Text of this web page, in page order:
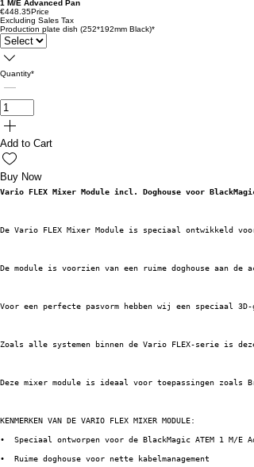
1 M/E Advanced Pan
€448.35Price
Excluding Sales Tax
Production plate dish (252*192mm Black)*
Quantity*
Add to Cart
Buy Now
Vario FLEX Mixer Module incl. Doghouse voor
De Vario FLEX Mixer Module is speciaal ontwikkeld
De module is voorzien van een ruime doghouse aan
Voor een perfecte pasvorm hebben wij een speciaal
Zoals alle systemen binnen de Vario FLEX-serie is
Deze mixer module is ideaal voor toepassingen
KENMERKEN VAN DE VARIO FLEX MIXER MODULE:
•  Speciaal ontworpen voor de BlackMagic ATEM 1 M/E
•  Ruime doghouse voor nette kabelmanagement